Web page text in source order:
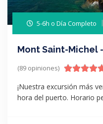
5-6h o Día Completo
Mont Saint-Michel -
(89 opiniones)
¡Nuestra excursión más
hora del puerto. Horario